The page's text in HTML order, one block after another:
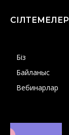
СІЛТЕМЕЛЕР
Біз
Байланыс
Вебинарлар